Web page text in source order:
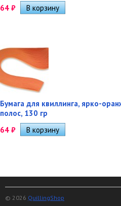
64 ₽
Бумага для квиллинга, ярко-
полос, 130 гр
64 ₽
© 2026 QuillingShop